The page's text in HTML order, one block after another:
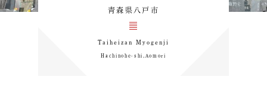
青森県八戸市
Taiheizan Myogenji
Hachinohe-shi,Aomori